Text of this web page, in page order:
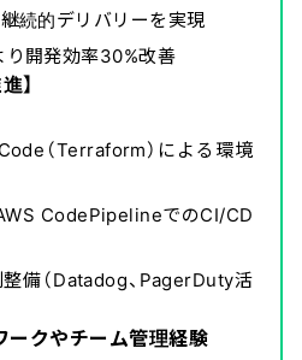
続的デリバリーを実現
り開発効率30%改善
】
（Terraform）による環境
CodePipelineでのCI/CD
備（Datadog、PagerDuty活
ークやチーム管理経験